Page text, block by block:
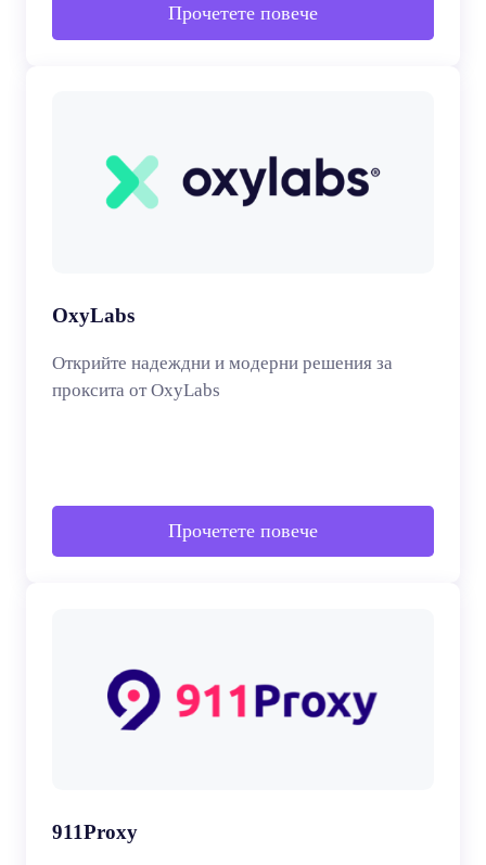
Прочетете повече
OxyLabs
Открийте надеждни и модерни решения за
проксита от OxyLabs
Прочетете повече
911Proxy